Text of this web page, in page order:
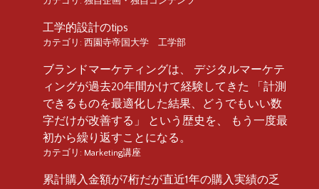
工学的設計のtips
カテゴリ: 西園寺帝国大学 工学部
ブランドマーケティングは、 デジタルマーケテ
ィングが過去20年間かけて経験してきた 「計測
できるものを最適化した結果、どうでもいい数
字だけが改善する」 という歴史を、 もう一度最
初から繰り返すことになる。
カテゴリ: Marketing講座
累計購入金額が7桁だが直近1年の購入実績の乏